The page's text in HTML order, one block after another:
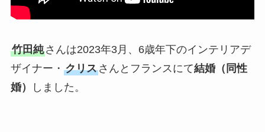
竹田純さんは2023年3月、6歳年下のインテリアデ
ザイナー・ クリスさんとフランスにて結婚（同性
婚）
しました。